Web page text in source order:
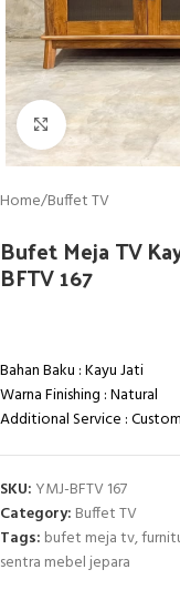
Click to enlarge
Home/Buffet TV
Bufet Meja TV
BFTV 167
Bahan Baku : Kayu Jati
Warna Finishing : Natural
Additional Service :
SKU: YMJ-BFTV 167
Category: Buffet TV
Tags: bufet meja tv,
sentra mebel jepara